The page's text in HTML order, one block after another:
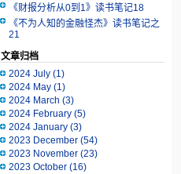
《财报分析从0到1》读书笔记18
《不为人知的金融怪杰》读书笔记之
21
文章归档
2024 July (1)
2024 May (1)
2024 March (3)
2024 February (5)
2024 January (3)
2023 December (54)
2023 November (23)
2023 October (16)